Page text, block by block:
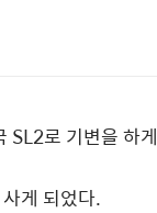
SL2로 기변을 하게
게 되었다.